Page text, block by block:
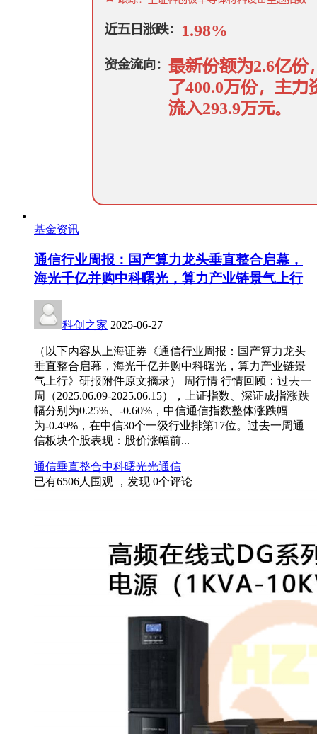
基金资讯
通信行业周报：国产算力龙头垂直整合启幕，
海光千亿并购中科曙光，算力产业链景气上行
科创之家 2025-06-27
（以下内容从上海证券《通信行业周报：国产算力龙头
垂直整合启幕，海光千亿并购中科曙光，算力产业链景
气上行》研报附件原文摘录） 周行情 行情回顾：过去一
周（2025.06.09-2025.06.15），上证指数、深证成指涨跌
幅分别为0.25%、-0.60%，中信通信指数整体涨跌幅
为-0.49%，在中信30个一级行业排第17位。过去一周通
信板块个股表现：股价涨幅前...
通信垂直整合中科曙光光通信
已有6506人围观 ，发现 0个评论